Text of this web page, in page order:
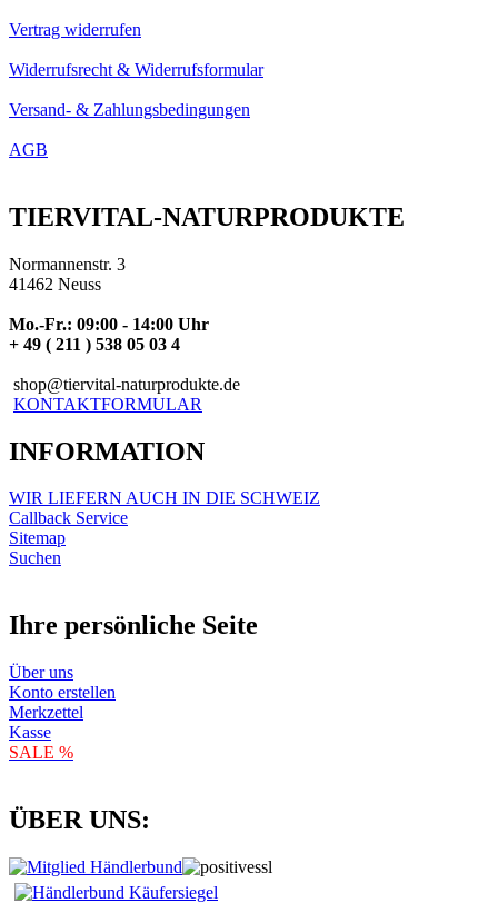
Vertrag widerrufen
Widerrufsrecht & Widerrufsformular
Versand- & Zahlungsbedingungen
AGB
TIERVITAL-NATURPRODUKTE
Normannenstr. 3
41462 Neuss
Mo.-Fr.: 09:00 - 14:00 Uhr
+ 49 ( 211 ) 538 05 03 4
shop@tiervital-naturprodukte.de
KONTAKTFORMULAR
INFORMATION
WIR LIEFERN AUCH IN DIE SCHWEIZ
Callback Service
Sitemap
Suchen
Ihre persönliche Seite
Über uns
Konto erstellen
Merkzettel
Kasse
SALE %
ÜBER UNS: